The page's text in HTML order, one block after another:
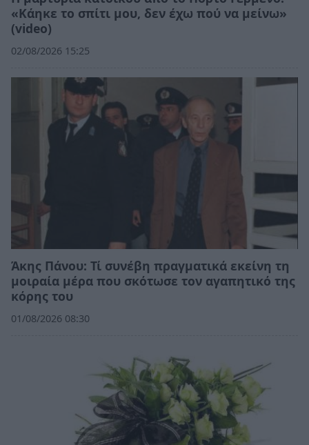
«Κάηκε το σπίτι μου, δεν έχω πού να μείνω»
(video)
02/08/2026 15:25
Άκης Πάνου: Τί συνέβη πραγματικά εκείνη τη
μοιραία μέρα που σκότωσε τον αγαπητικό της
κόρης του
01/08/2026 08:30